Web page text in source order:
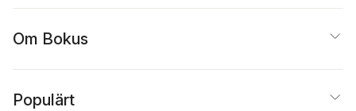
Om Bokus
Populärt